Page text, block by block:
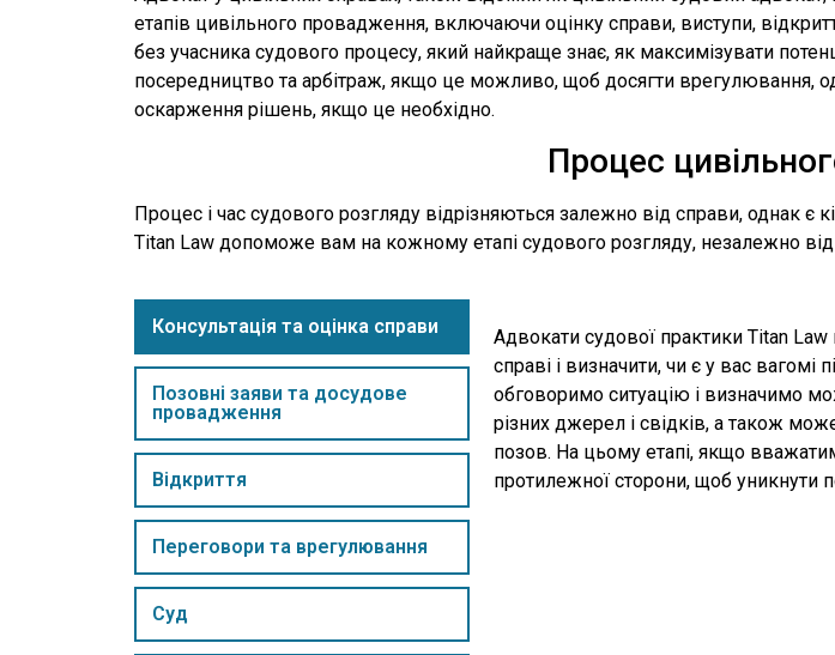
етапів цивільного провадження, включаючи оцінку справи, виступи,
без учасника судового процесу, який найкраще знає, як максимізувати
посередництво та арбітраж, якщо це можливо, щоб досягти врегулювання,
оскарження рішень, якщо це необхідно.
Процес
Процес і час судового розгляду відрізняються залежно від справи, однак
Titan Law допоможе вам на кожному етапі судового розгляду, незалежно
Консультація та оцінка справи
Позовні заяви та досудове
провадження
Відкриття
Переговори та врегулювання
Суд
Адвокати судової практики Titan
справі і визначити, чи є у вас
обговоримо ситуацію і визначимо
різних джерел і свідків, а також
позов. На цьому етапі, якщо
протилежної сторони, щоб уникнути